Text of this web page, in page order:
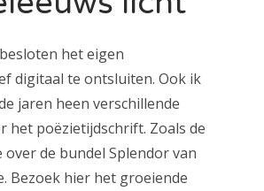
het eigen
digitaal te ontsluiten. Ook ik
jaren heen verschillende
het poëzietijdschrift. Zoals de
de bundel Splendor van
Bezoek hier het groeiende